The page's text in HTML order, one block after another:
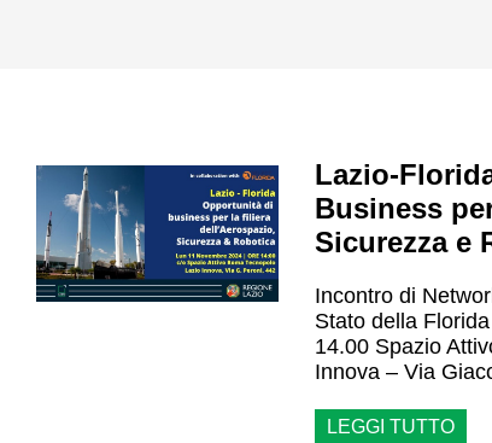
Lazio-
Business
Sicurezza e
Incontro di
Stato della
14.00 Spazio
Innova – Via
LEGGI TUTTO